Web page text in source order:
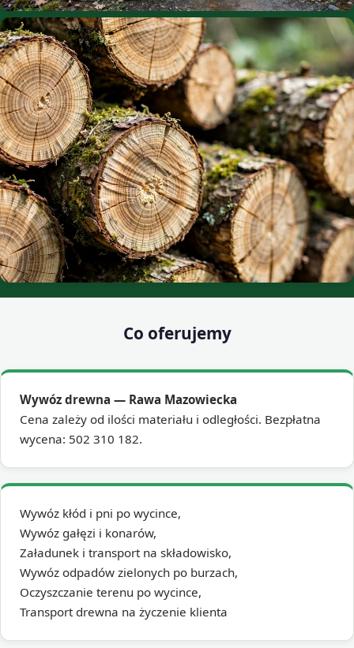
Co oferujemy
Wywóz drewna — Rawa Mazowiecka
Cena zależy od ilości materiału i odległości. Bezpłatna
wycena: 502 310 182.
Wywóz kłód i pni po wycince,
Wywóz gałęzi i konarów,
Załadunek i transport na składowisko,
Wywóz odpadów zielonych po burzach,
Oczyszczanie terenu po wycince,
Transport drewna na życzenie klienta